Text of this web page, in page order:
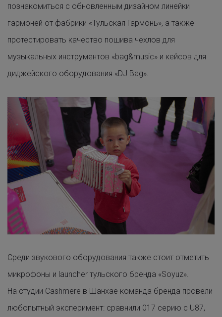
познакомиться с обновленным дизайном линейки
гармоней от фабрики «Тульская Гармонь», а также
протестировать качество пошива чехлов для
музыкальных инструментов «bag&music» и кейсов для
диджейского оборудования «DJ Bag».
Среди звукового оборудования также стоит отметить
микрофоны и launcher тульского бренда «Soyuz».
На студии Cashmere в Шанхае команда бренда провели
любопытный эксперимент: сравнили 017 серию с U87,